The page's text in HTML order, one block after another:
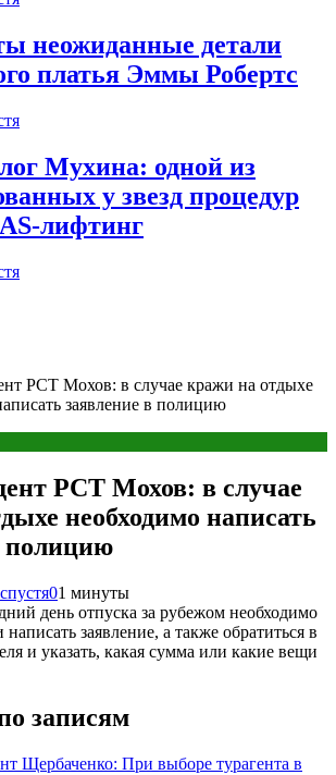
неожиданные детали
платья Эммы Робертс
Мухина: одной из
у звезд процедур
лифтинг
РСТ Мохов: в случае кражи на отдыхе
заявление в полицию
РСТ Мохов: в случае
необходимо написать
полицию
01 минуты
день отпуска за рубежом необходимо
заявление, а также обратиться в
и указать, какая сумма или какие вещи
записям
Щербаченко: При выборе турагента в